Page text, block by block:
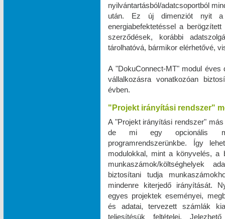
nyilvántartásból/adatcsoportból
után. Ez új dimenziót nyit a
energiabefektetéssel a
szerződések, korábbi
tárolhatóvá, bármikor elérhetővé,
A "DokuConnect-MT" modul
vállalkozásra vonatkozóan
évben.
"Projekt irányítási rendszer"
A "Projekt irányítási rendszer"
de mi egy opcionális
programrendszerünkbe. Így
modulokkal, mint a könyvelés, a
munkaszámok/költséghelyek
biztosítani tudja
mindenre kiterjedő irányítását.
egyes projektek eseményei,
és adatai, tervezett számlák
teljesítésük feltételei.